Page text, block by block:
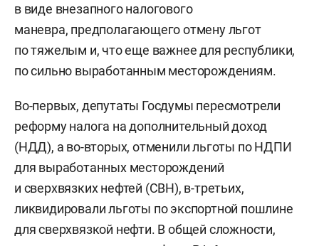
в виде внезапного налогового
маневра, предполагающего отмену льгот
по тяжелым и, что еще важнее для республики,
по сильно выработанным месторождениям.
Во-первых, депутаты Госдумы пересмотрели
реформу налога на дополнительный доход
(НДД), а во-вторых, отменили льготы по НДПИ
для выработанных месторождений
и сверхвязких нефтей (СВН), в-третьих,
ликвидировали льготы по экспортной пошлине
для сверхвязкой нефти. В общей сложности,